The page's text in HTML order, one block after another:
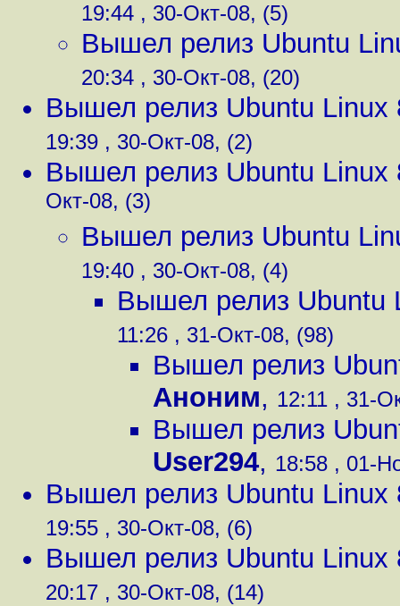
19:44 , 30-Окт-08, (5)
Вышел релиз Ubuntu
20:34 , 30-Окт-08, (20)
Вышел релиз Ubuntu Linux
19:39 , 30-Окт-08, (2)
Вышел релиз Ubuntu Linux
Окт-08, (3)
Вышел релиз Ubuntu
19:40 , 30-Окт-08, (4)
Вышел релиз Ubuntu
11:26 , 31-Окт-08, (98)
Вышел релиз
Аноним, 12:11 , 31-
Вышел релиз
User294, 18:58 , 01-
Вышел релиз Ubuntu Linux
19:55 , 30-Окт-08, (6)
Вышел релиз Ubuntu Linux
20:17 , 30-Окт-08, (14)